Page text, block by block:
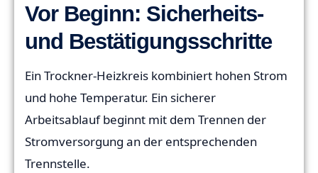
Vor Beginn: Sicherheits-
und Bestätigungsschritte
Ein Trockner-Heizkreis kombiniert hohen Strom
und hohe Temperatur. Ein sicherer
Arbeitsablauf beginnt mit dem Trennen der
Stromversorgung an der entsprechenden
Trennstelle.